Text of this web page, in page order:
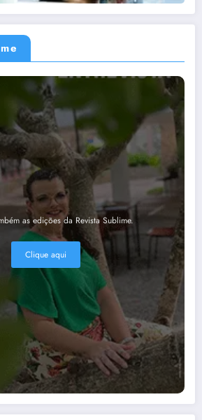
as edições da Revista Sublime.
Clique aqui